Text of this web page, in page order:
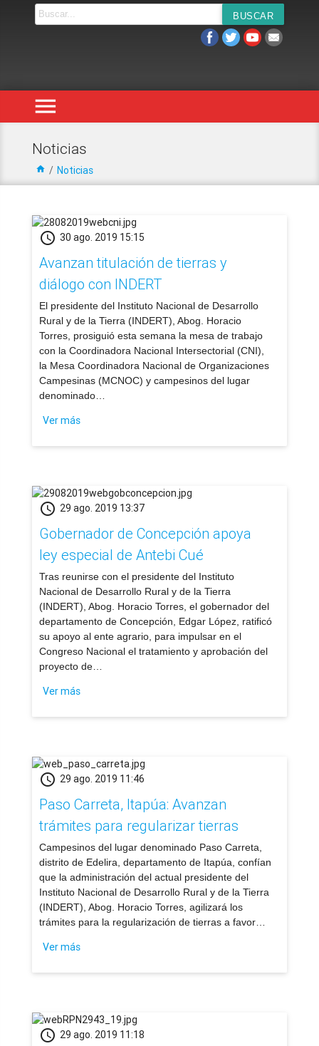
menu
Noticias
home / Noticias
schedule 30 ago. 2019 15:15
Avanzan titulación de tierras y
diálogo con INDERT
​El presidente del Instituto Nacional de Desarrollo
Rural y de la Tierra (INDERT), Abog. Horacio
Torres, prosiguió esta semana la mesa de trabajo
con la Coordinadora Nacional Intersectorial (CNI),
la Mesa Coordinadora Nacional de Organizaciones
Campesinas (MCNOC) y campesinos del lugar
denominado…
Ver más
schedule 29 ago. 2019 13:37
Gobernador de Concepción apoya
ley especial de Antebi Cué
​Tras reunirse con el presidente del Instituto
Nacional de Desarrollo Rural y de la Tierra
(INDERT), Abog. Horacio Torres, el gobernador del
departamento de Concepción, Edgar López, ratificó
su apoyo al ente agrario, para impulsar en el
Congreso Nacional el tratamiento y aprobación del
proyecto de…
Ver más
schedule 29 ago. 2019 11:46
Paso Carreta, Itapúa: Avanzan
trámites para regularizar tierras
​Campesinos del lugar denominado Paso Carreta,
distrito de Edelira, departamento de Itapúa, confían
que la administración del actual presidente del
Instituto Nacional de Desarrollo Rural y de la Tierra
(INDERT), Abog. Horacio Torres, agilizará los
trámites para la regularización de tierras a favor…
Ver más
schedule 29 ago. 2019 11:18